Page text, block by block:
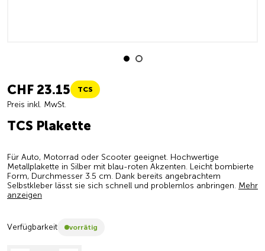
CHF 23.15 TCS
Preis inkl. MwSt.
TCS Plakette
Für Auto, Motorrad oder Scooter geeignet. Hochwertige
Metallplakette in Silber mit blau-roten Akzenten. Leicht bombierte
Form, Durchmesser 3.5 cm. Dank bereits angebrachtem
Selbstkleber lässt sie sich schnell und problemlos anbringen. Mehr
anzeigen
Verfügbarkeit vorrätig